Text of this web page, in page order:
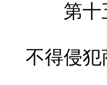
第十五
不得侵